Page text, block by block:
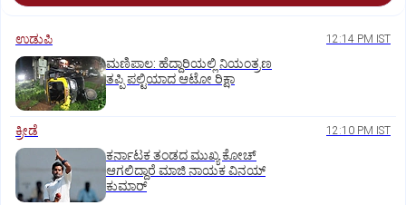
ಉಡುಪಿ 12:14 PM IST
ಮಣಿಪಾಲ: ಹೆದ್ದಾರಿಯಲ್ಲಿ ನಿಯಂತ್ರಣ
ತಪ್ಪಿ ಪಲ್ಟಿಯಾದ ಆಟೋ ರಿಕ್ಷಾ
ಕ್ರೀಡೆ 12:10 PM IST
ಕರ್ನಾಟಕ ತಂಡದ ಮುಖ್ಯ ಕೋಚ್‌
ಆಗಲಿದ್ದಾರೆ ಮಾಜಿ ನಾಯಕ ವಿನಯ್‌
ಕುಮಾರ್